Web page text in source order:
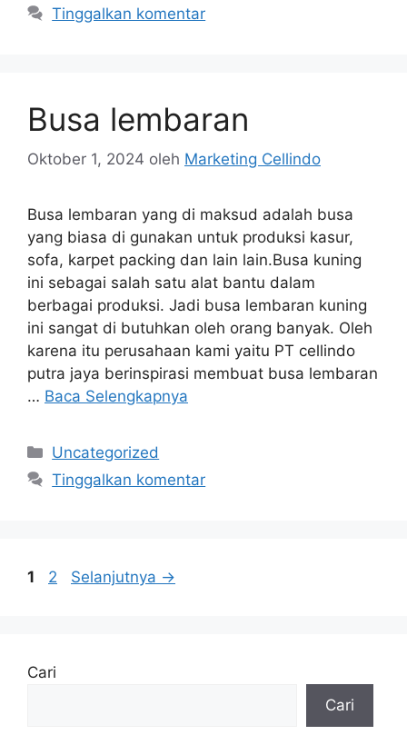
Tinggalkan komentar
Busa lembaran
Oktober 1, 2024 oleh Marketing Cellindo
Busa lembaran yang di maksud adalah busa
yang biasa di gunakan untuk produksi kasur,
sofa, karpet packing dan lain lain.Busa kuning
ini sebagai salah satu alat bantu dalam
berbagai produksi. Jadi busa lembaran kuning
ini sangat di butuhkan oleh orang banyak. Oleh
karena itu perusahaan kami yaitu PT cellindo
putra jaya berinspirasi membuat busa lembaran
… Baca Selengkapnya
Kategori
Uncategorized
Tinggalkan komentar
Halaman
1 Halaman
2 Selanjutnya →
Cari
Cari